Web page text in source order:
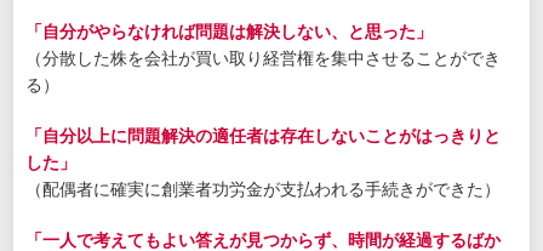
「自分がやらなければ問題は解決しない、と思った」
（分散した株を会社が買い取り経営権を集中させることができ
る）
「自分以上に問題解決の適任者は存在しないことがはっきりと
した」
（配偶者に確実に創業者功労金が支払われる手続きができた）
「一人で考えてもよい答えが見つからず、時間が経過するばか